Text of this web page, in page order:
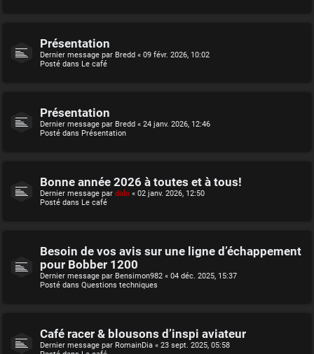
Présentation
Dernier message par Bredd « 09 févr. 2026, 10:02
Posté dans Le café
Présentation
Dernier message par Bredd « 24 janv. 2026, 12:46
Posté dans Présentation
Bonne année 2026 à toutes et à tous!
Dernier message par dalo « 02 janv. 2026, 12:50
Posté dans Le café
Besoin de vos avis sur une ligne d’échappement
pour Bobber 1200
Dernier message par Bensimon982 « 04 déc. 2025, 15:37
Posté dans Questions techniques
Café racer & blousons d’inspi aviateur
Dernier message par RomainDia « 23 sept. 2025, 05:58